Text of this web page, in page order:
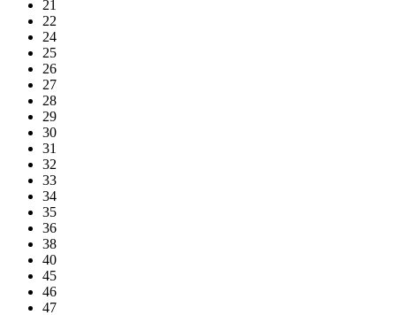
21
22
24
25
26
27
28
29
30
31
32
33
34
35
36
38
40
45
46
47